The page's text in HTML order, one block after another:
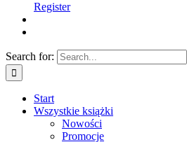
Register
Search for:
Start
Wszystkie książki
Nowości
Promocje